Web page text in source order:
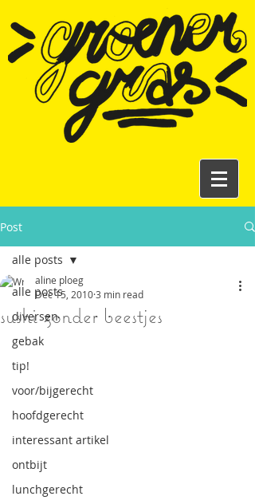
Post
alle posts
diversen
gebak
tip!
voor/bijgerecht
hoofdgerecht
interessant artikel
ontbijt
lunchgerecht
alle posts
sushi zonder beestjes
aline ploeg
Dec 15, 20103 min read